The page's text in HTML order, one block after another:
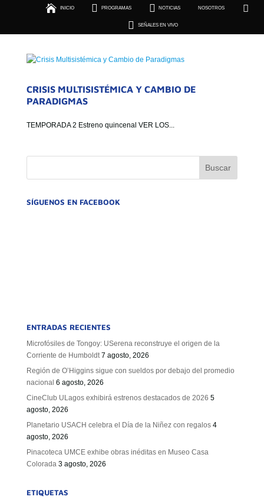
 INICIO  PROGRAMAS  NOTICIAS NOSOTROS 
 SEÑALES EN VIVO
 SEÑALES EN VIVO
CRISIS MULTISISTÉMICA Y CAMBIO DE
PARADIGMAS
TEMPORADA 2 Estreno quincenal VER LOS...
SÍGUENOS EN FACEBOOK
ENTRADAS RECIENTES
Microfósiles de Tongoy: USerena reconstruye el origen de la
Corriente de Humboldt 7 agosto, 2026
Región de O’Higgins sigue con sueldos por debajo del promedio
nacional 6 agosto, 2026
CineClub ULagos exhibirá estrenos destacados de 2026 5
agosto, 2026
Planetario USACH celebra el Día de la Niñez con regalos 4
agosto, 2026
Pinacoteca UMCE exhibe obras inéditas en Museo Casa
Colorada 3 agosto, 2026
ETIQUETAS